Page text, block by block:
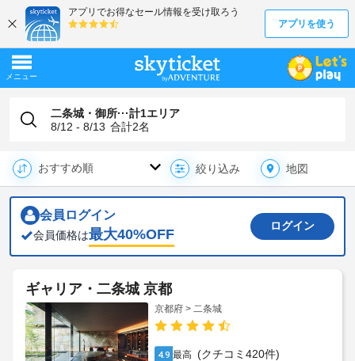
二条城・御所···計1エリア
8/12 - 8/13 合計2名
絞り込み 地図
会員ログイン
会員価格は最大40%OFF
ログイン
ギャリア・二条城 京都
京都府 > 二条城
4.9 最高 (クチコミ420件)